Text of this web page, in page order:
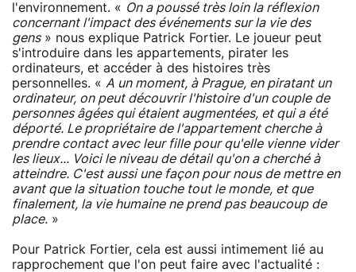
l'environnement. « On a poussé très loin la réflexion
concernant l'impact des événements sur la vie des
gens» nous explique Patrick Fortier. Le joueur peut
s'introduire dans les appartements, pirater les
ordinateurs, et accéder à des histoires très
personnelles. « A un moment, à Prague, en piratant un
ordinateur, on peut découvrir l'histoire d'un couple de
personnes âgées qui étaient augmentées, et qui a été
déporté. Le propriétaire de l'appartement cherche à
prendre contact avec leur fille pour qu'elle vienne vider
les lieux... Voici le niveau de détail qu'on a cherché à
atteindre. C'est aussi une façon pour nous de mettre en
avant que la situation touche tout le monde, et que
finalement, la vie humaine ne prend pas beaucoup de
place. »
Pour Patrick Fortier, cela est aussi intimement lié au
rapprochement que l'on peut faire avec l'actualité :